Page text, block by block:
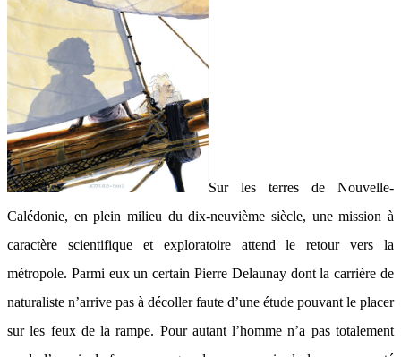
Sur les terres de Nouvelle-
Calédonie, en plein milieu du dix-neuvième siècle, une mission à
caractère scientifique et exploratoire attend le retour vers la
métropole. Parmi eux un certain Pierre Delaunay dont la carrière de
naturaliste n’arrive pas à décoller faute d’une étude pouvant le placer
sur les feux de la rampe. Pour autant l’homme n’a pas totalement